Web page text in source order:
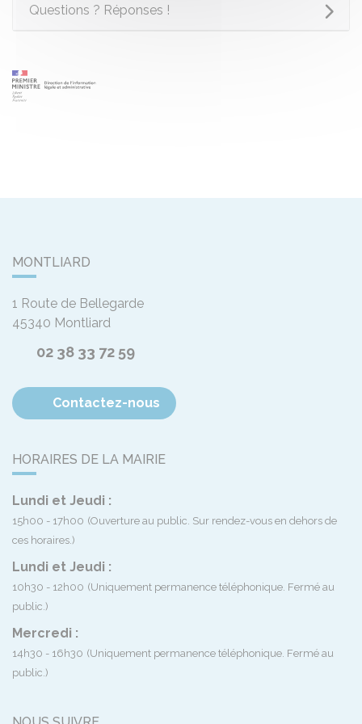
Questions ? Réponses !
MONTLIARD
1 Route de Bellegarde
45340 Montliard
02 38 33 72 59
Contactez-nous
HORAIRES DE LA MAIRIE
Lundi et Jeudi :
15h00 - 17h00 (Ouverture au public. Sur rendez-vous en dehors de
ces horaires.)
Lundi et Jeudi :
10h30 - 12h00 (Uniquement permanence téléphonique. Fermé au
public.)
Mercredi :
14h30 - 16h30 (Uniquement permanence téléphonique. Fermé au
public.)